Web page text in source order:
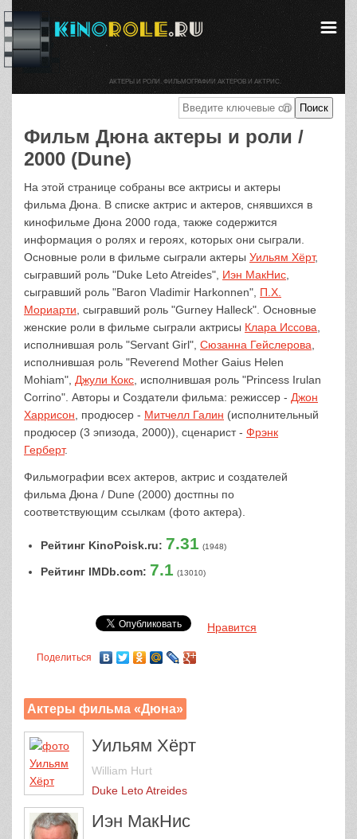
Фильм Дюна актеры и роли /
2000 (Dune)
На этой странице собраны все актрисы и актеры
фильма Дюна. В списке актрис и актеров, снявшихся в
кинофильме Дюна 2000 года, также содержится
информация о ролях и героях, которых они сыграли.
Основные роли в фильме сыграли актеры Уильям Хёрт,
сыгравший роль "Duke Leto Atreides", Иэн МакНис
сыгравший роль "Baron Vladimir Harkonnen", П.Х.
Мориарти , сыгравший роль "Gurney Halleck". Основные
женские роли в фильме сыграли актрисы Клара Иссова
исполнившая роль "Servant Girl", Сюзанна Гейслерова
исполнившая роль "Reverend Mother Gaius Helen
Mohiam", Джули Кокс , исполнившая роль "Princess Irulan
Corrino". Авторы и Создатели фильма: режиссер - Джон
Харрисон , продюсер - Митчелл Галин (исполнительный
продюсер (3 эпизода, 2000)), сценарист - Фрэнк
Герберт.
Фильмографии всех актеров, актрис и создателей
фильма Дюна / Dune (2000) достпны по
соответствующим ссылкам (фото актера).
Рейтинг KinoPoisk.ru: 7.31 (1948)
Рейтинг IMDb.com: 7.1 (13010)
Нравится
Поделиться
Актеры фильма «Дюна»
Уильям Хёрт
William Hurt
Duke Leto Atreides
Иэн МакНис
АКТЕРЫ И РОЛИ. ФИЛЬМОГРАФИИ АКТЕРОВ И АКТРИС.